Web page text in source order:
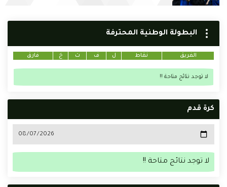
البطولة الوطنية المحترفة
الفريق نقاط ل ف ت خ فارق
لا توجد نتائج متاحة !!
كرة قدم
لا توجد نتائج متاحة !!